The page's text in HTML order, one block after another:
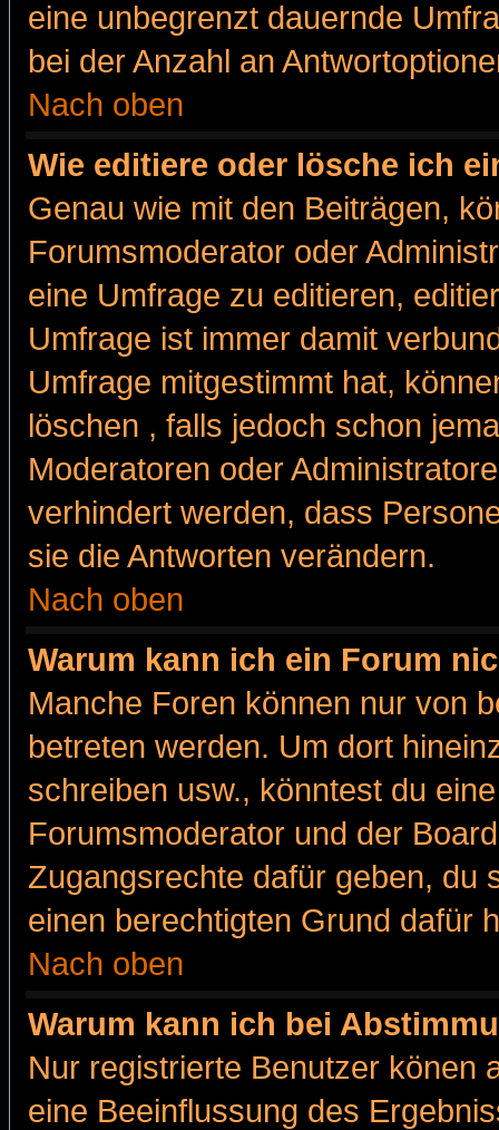
eine unbegrenzt dauernde
bei der Anzahl an
Nach oben
Wie editiere oder lösche ich
Genau wie mit den Beiträgen,
Forumsmoderator oder
eine Umfrage zu editieren,
Umfrage ist immer damit
Umfrage mitgestimmt hat,
löschen , falls jedoch schon
Moderatoren oder
verhindert werden, dass
sie die Antworten verändern.
Nach oben
Warum kann ich ein Forum
Manche Foren können nur von
betreten werden. Um dort
schreiben usw., könntest du
Forumsmoderator und der
Zugangsrechte dafür geben, du
einen berechtigten Grund dafür
Nach oben
Warum kann ich bei
Nur registrierte Benutzer könen
eine Beeinflussung des